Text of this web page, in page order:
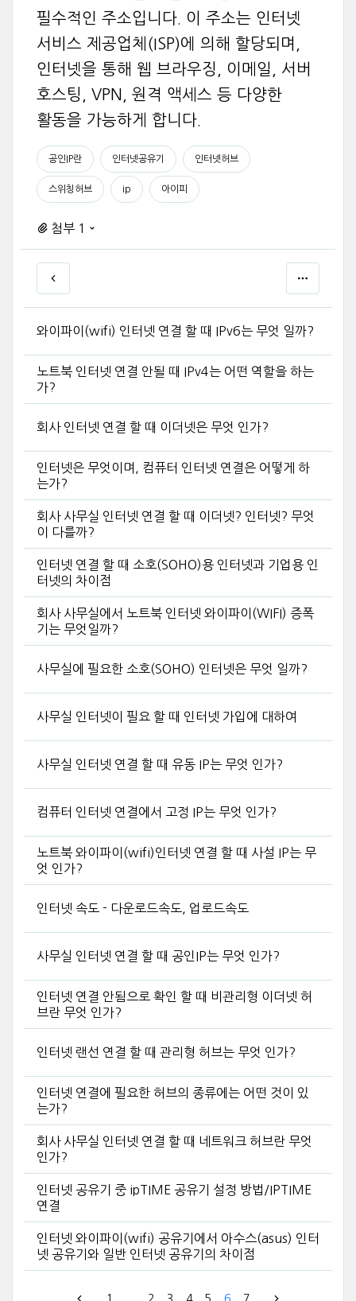
필수적인 주소입니다. 이 주소는 인터넷
서비스 제공업체(ISP)에 의해 할당되며,
인터넷을 통해 웹 브라우징, 이메일, 서버
호스팅, VPN, 원격 액세스 등 다양한
활동을 가능하게 합니다.
공인IP란 인터넷공유기 인터넷허브
스위칭허브 ip 아이피
첨부 1
와이파이(wifi) 인터넷 연결 할 때 IPv6는 무엇 일까?
노트북 인터넷 연결 안될 때 IPv4는 어떤 역할을 하는
가?
회사 인터넷 연결 할 때 이더넷은 무엇 인가?
인터넷은 무엇이며, 컴퓨터 인터넷 연결은 어떻게 하
는가?
회사 사무실 인터넷 연결 할 때 이더넷? 인터넷? 무엇
이 다를까?
인터넷 연결 할 때 소호(SOHO)용 인터넷과 기업용 인
터넷의 차이점
회사 사무실에서 노트북 인터넷 와이파이(WIFI) 증폭
기는 무엇일까?
사무실에 필요한 소호(SOHO) 인터넷은 무엇 일까?
사무실 인터넷이 필요 할 때 인터넷 가입에 대하여
사무실 인터넷 연결 할 때 유동 IP는 무엇 인가?
컴퓨터 인터넷 연결에서 고정 IP는 무엇 인가?
노트북 와이파이(wifi)인터넷 연결 할 때 사설 IP는 무
엇 인가?
인터넷 속도 - 다운로드속도, 업로드속도
사무실 인터넷 연결 할 때 공인IP는 무엇 인가?
인터넷 연결 안됨으로 확인 할 때 비관리형 이더넷 허
브란 무엇 인가?
인터넷 랜선 연결 할 때 관리형 허브는 무엇 인가?
인터넷 연결에 필요한 허브의 종류에는 어떤 것이 있
는가?
회사 사무실 인터넷 연결 할 때 네트워크 허브란 무엇
인가?
인터넷 공유기 중 ipTIME 공유기 설정 방법/IPTIME
연결
인터넷 와이파이(wifi) 공유기에서 아수스(asus) 인터
넷 공유기와 일반 인터넷 공유기의 차이점
1 2 3 4 5 6 7